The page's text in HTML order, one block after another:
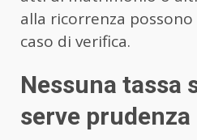
alla ricorrenza
caso di verifica.
Nessuna tassa
serve prudenza